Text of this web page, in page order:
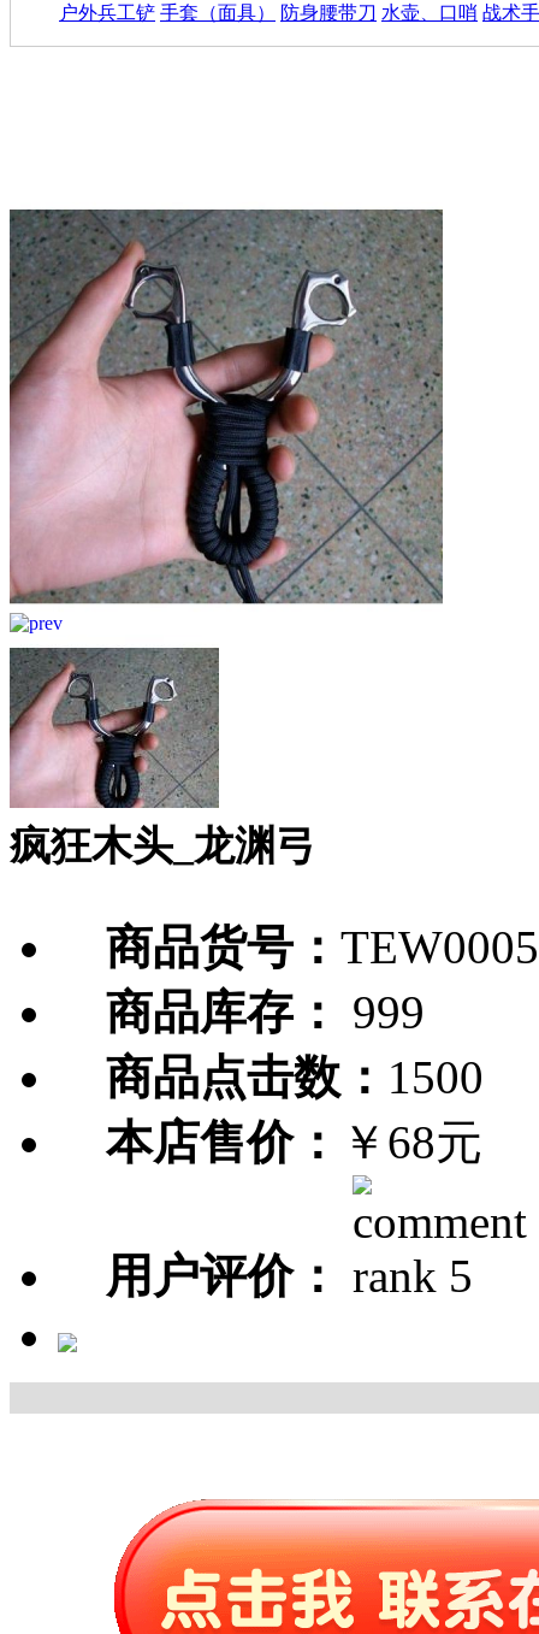
户外兵工铲 手套（面具） 防身腰带刀 水壶、口哨 战术
疯狂木头_龙渊弓
商品货号：
商品库存：
999
商品点击数： 1500
本店售价： ￥68元
用户评价：